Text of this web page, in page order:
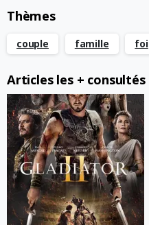
Thèmes
couple famille foi
Articles les + consultés